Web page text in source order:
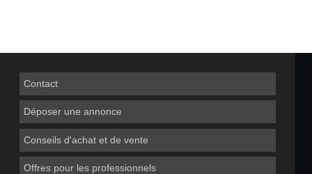
Contact
Déposer une annonce
Conseils d'achat et de vente
Offres pour les professionnels